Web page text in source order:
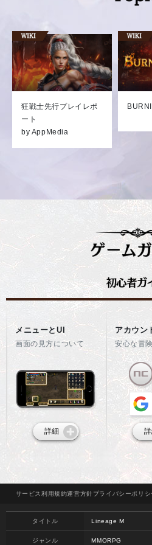
狂戦士先行プレイレポ
ート
by AppMedia
メニューとUI
画面の見方について
詳細
アカウン
安心な冒
サービス 利用規約運営方針プライバシーポリシ
タイトル Lineage M
ジャンル MMORPG